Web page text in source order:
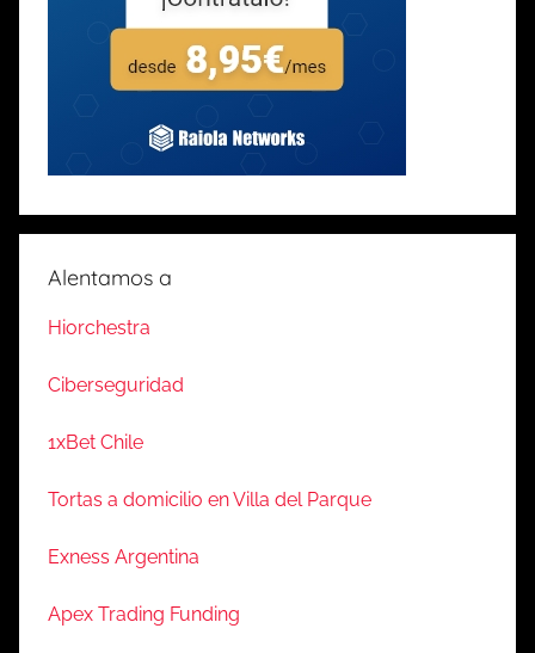
Alentamos a
Hiorchestra
Ciberseguridad
1xBet Chile
Tortas a domicilio en Villa del Parque
Exness Argentina
Apex Trading Funding